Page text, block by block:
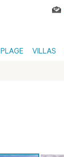
PLAGE VILLAS